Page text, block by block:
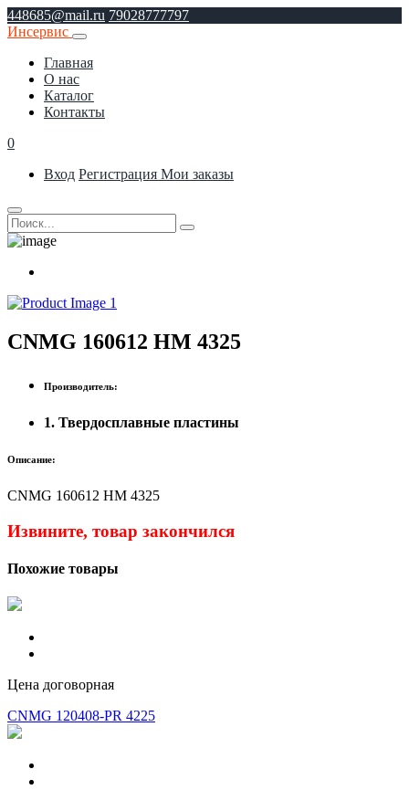
448685@mail.ru 79028777797
Инсервис
Главная
О нас
Каталог
Контакты
0
Вход Регистрация Мои заказы
CNMG 160612 HM 4325
Производитель:
1. Твердосплавные пластины
Описание:
CNMG 160612 HM 4325
Извините, товар закончился
Похожие товары
Цена договорная
CNMG 120408-PR 4225